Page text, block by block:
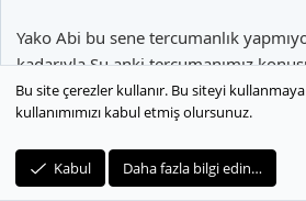
yönetimden.
Yako Abi bu sene tercumanlık
kadarıyla.Şu anki tercumanımız
yazılanları okumadan önce hiçbir
kafam karıştı.
Devrim AKIN
Bu site çerezler kullanır. Bu siteyi
kullanımımızı kabul etmiş olursunuz.
Kabul Daha fazla bilgi edin…